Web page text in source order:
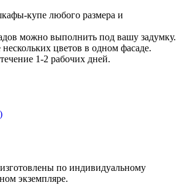
купе любого размера и
можно выполнить под вашу задумку.
цветов в одном фасаде.
1-2 рабочих дней.
по индивидуальному
экземпляре.